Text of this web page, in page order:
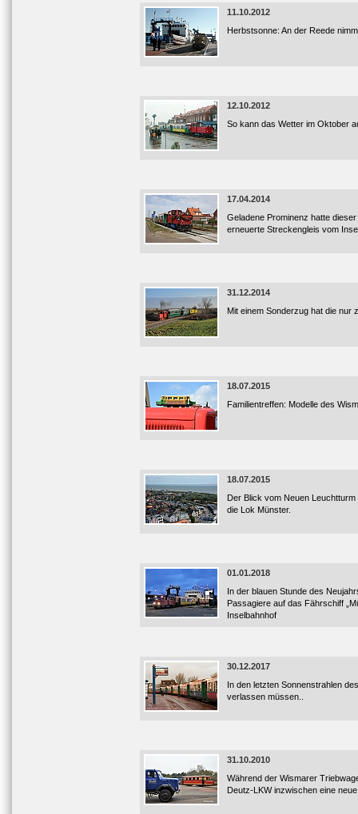
11.10.2012
Herbstsonne: An der Reede
12.10.2012
So kann das Wetter im Oktober
17.04.2014
Geladene Prominenz hatte
erneuerte Streckengleis vom
31.12.2014
Mit einem Sonderzug hat die
18.07.2015
Familientreffen: Modelle des
18.07.2015
Der Blick vom Neuen
die Lok Münster.
01.01.2018
In der blauen Stunde des
Passagiere auf das Fährschiff
Inselbahnhof
30.12.2017
In den letzten Sonnenstrahlen
verlassen müssen..
31.10.2010
Während der Wismarer
Deutz-LKW inzwischen eine